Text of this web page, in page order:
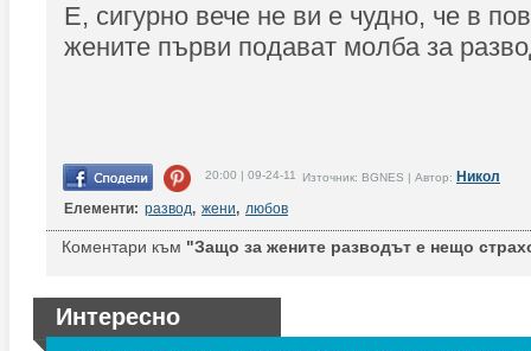
Е, сигурно вече не ви е чудно, че в
жените първи подават молба за
20:00 | 09-24-11 Източник: BGNES | Автор: Никол
Елементи: развод, жени, любов
Коментари към "Защо за жените разводът е нещо
Интересно